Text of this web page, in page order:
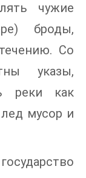
чужие
броды,
Со
указы,
реки как
мусор и